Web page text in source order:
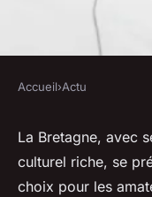
Quelle est
pour
Accueil›Actu
La Bretagne, avec
culturel riche, se
choix pour les